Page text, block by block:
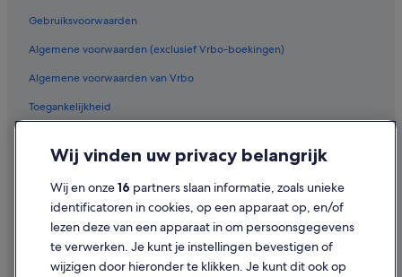
Gebruiksvoorwaarden
Algemene voorwaarden (exclusief Vrbo-boekingen)
Algemene voorwaarden van Vrbo
Toegankelijkheid
Cookies
Juridische informatie/Contact
Inhoudsrichtlijnen en inhoud rapporteren
Hulp
Wij vinden uw privacy belangrijk
Wij en onze16 partners slaan informatie, zoals unieke
identificatoren in cookies, op een apparaat op, en/of
lezen deze van een apparaat in om persoonsgegevens
te verwerken. Je kunt je instellingen bevestigen of
wijzigen door hieronder te klikken. Je kunt dit ook op